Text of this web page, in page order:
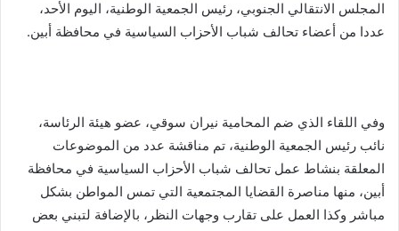
المجلس الانتقالي الجنوبي، رئيس الجمعية الوطنية، اليوم الأحد،
عددا من أعضاء تحالف شباب الأحزاب السياسية في محافظة أبين.
وفي اللقاء الذي ضم المحامية نيران سوقي، عضو هيئة الرئاسة،
نائب رئيس الجمعية الوطنية، تم مناقشة عدد من الموضوعات
المعلقة بنشاط عمل تحالف شباب الأحزاب السياسية في محافظة
أبين، منها مناصرة القضايا المجتمعية التي تمس المواطن بشكل
مباشر وكذا العمل على تقارب وجهات النظر، بالإضافة لتبني بعض